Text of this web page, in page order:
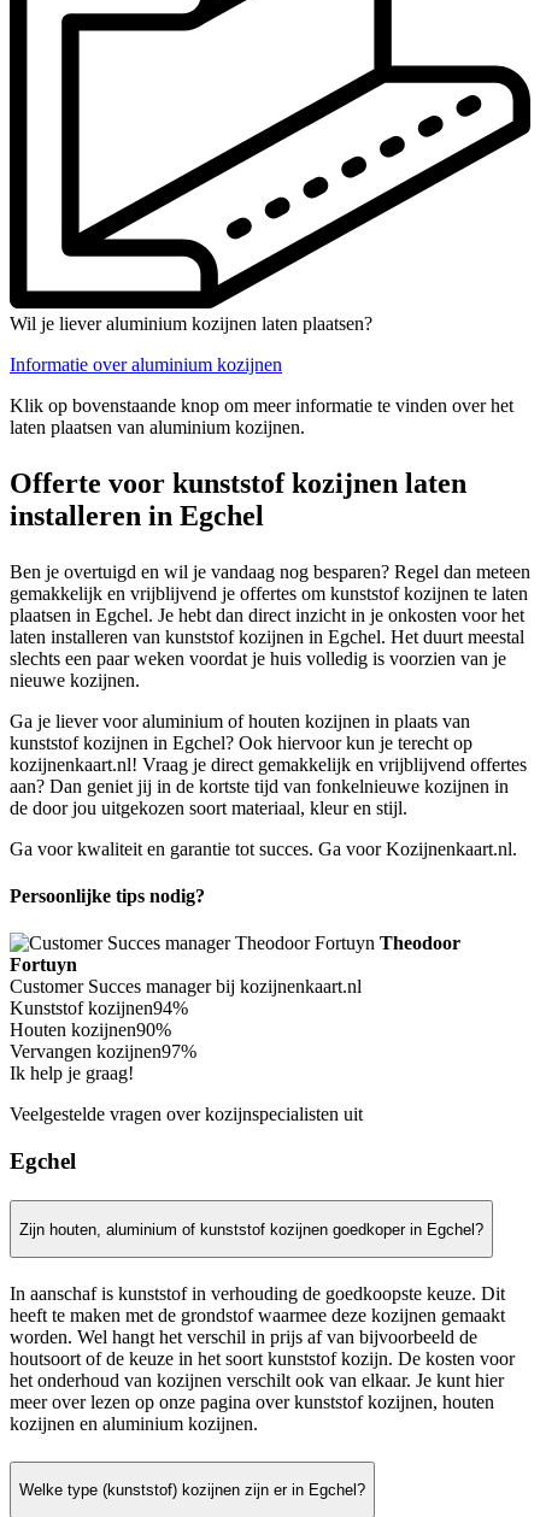
Wil je liever aluminium kozijnen laten plaatsen?
Informatie over aluminium kozijnen
Klik op bovenstaande knop om meer informatie te vinden over het
laten plaatsen van aluminium kozijnen.
Offerte voor kunststof kozijnen laten
installeren in Egchel
Ben je overtuigd en wil je vandaag nog besparen? Regel dan meteen
gemakkelijk en vrijblijvend je offertes om kunststof kozijnen te laten
plaatsen in Egchel. Je hebt dan direct inzicht in je onkosten voor het
laten installeren van kunststof kozijnen in Egchel. Het duurt meestal
slechts een paar weken voordat je huis volledig is voorzien van je
nieuwe kozijnen.
Ga je liever voor aluminium of houten kozijnen in plaats van
kunststof kozijnen in Egchel? Ook hiervoor kun je terecht op
kozijnenkaart.nl! Vraag je direct gemakkelijk en vrijblijvend offertes
aan? Dan geniet jij in de kortste tijd van fonkelnieuwe kozijnen in
de door jou uitgekozen soort materiaal, kleur en stijl.
Ga voor kwaliteit en garantie tot succes. Ga voor Kozijnenkaart.nl.
Persoonlijke tips nodig?
Theodoor
Fortuyn
Customer Succes manager bij kozijnenkaart.nl
Kunststof kozijnen94%
Houten kozijnen90%
Vervangen kozijnen97%
Ik help je graag!
Veelgestelde vragen over kozijnspecialisten uit
Egchel
Zijn houten, aluminium of kunststof kozijnen goedkoper in Egchel?
In aanschaf is kunststof in verhouding de goedkoopste keuze. Dit
heeft te maken met de grondstof waarmee deze kozijnen gemaakt
worden. Wel hangt het verschil in prijs af van bijvoorbeeld de
houtsoort of de keuze in het soort kunststof kozijn. De kosten voor
het onderhoud van kozijnen verschilt ook van elkaar. Je kunt hier
meer over lezen op onze pagina over kunststof kozijnen, houten
kozijnen en aluminium kozijnen.
Welke type (kunststof) kozijnen zijn er in Egchel?